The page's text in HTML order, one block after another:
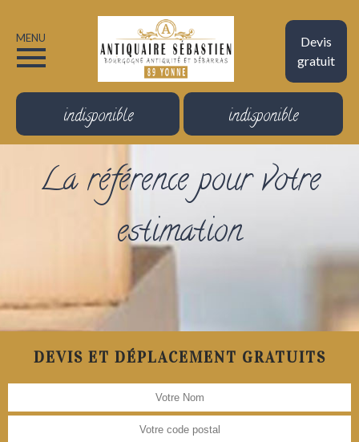
Devis
gratuit
MENU
indisponible indisponible
La référence pour votre
estimation
DEVIS ET DÉPLACEMENT GRATUITS